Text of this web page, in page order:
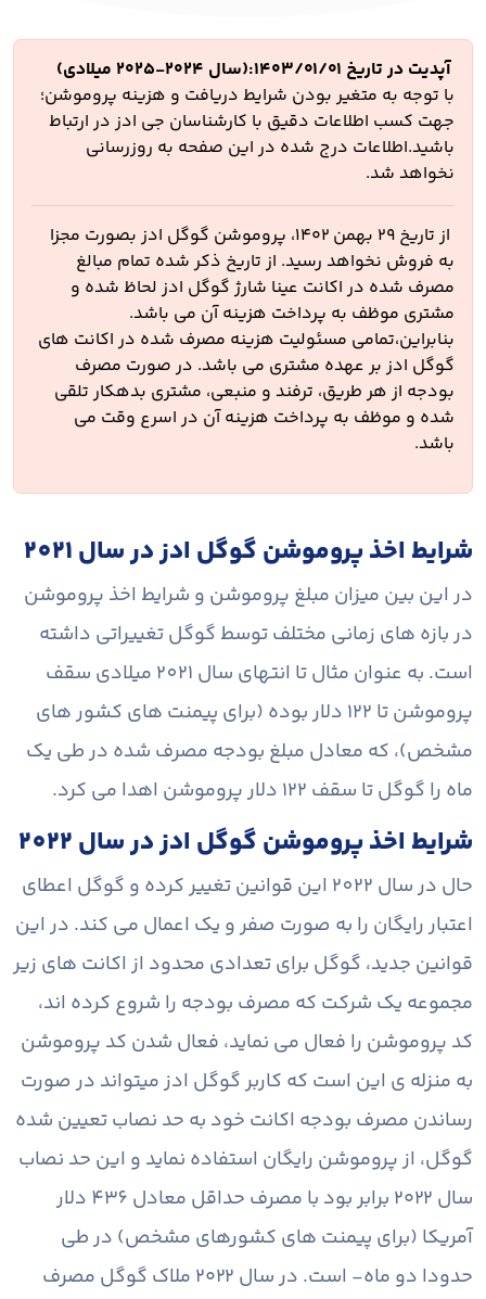
آپدیت در تاریخ ۱۴۰۳/۰۱/۰۱:(سال ۲۰۲۴-۲۰۲۵ میلادی)
با توجه به متغیر بودن شرایط دریافت و هزینه پروموشن؛
جهت کسب اطلاعات دقیق با کارشناسان جی ادز در ارتباط
باشید.‌اطلاعات درج شده در این صفحه به روزرسانی
نخواهد شد.
از تاریخ ۲۹ بهمن ۱۴۰۲، پروموشن گوگل ادز بصورت مجزا
به فروش نخواهد رسید. از تاریخ ذکر شده تمام مبالغ
مصرف شده در اکانت عینا شارژ گوگل ادز لحاظ شده و
مشتری موظف به پرداخت هزینه آن می باشد.
بنابراین،‌تمامی مسئولیت هزینه مصرف شده در اکانت های
گوگل ادز بر عهده مشتری می باشد. در صورت مصرف
بودجه از هر طریق، ترفند و منبعی، مشتری بدهکار تلقی
شده و موظف به پرداخت هزینه آن در اسرع وقت می
باشد.
شرایط اخذ پروموشن گوگل ادز در سال 2021
در این بین میزان مبلغ پروموشن و شرایط اخذ پروموشن
در بازه های زمانی مختلف توسط گوگل تغییراتی داشته
است. به عنوان مثال تا انتهای سال 2021 میلادی سقف
پروموشن تا 122 دلار بوده (برای پیمنت های کشور های
مشخص)، که معادل مبلغ بودجه مصرف شده در طی یک
ماه را گوگل تا سقف 122 دلار پروموشن اهدا می کرد.
شرایط اخذ پروموشن گوگل ادز در سال 2022
حال در سال 2022 این قوانین تغییر کرده و گوگل اعطای
اعتبار رایگان را به صورت صفر و یک اعمال می کند. در این
قوانین جدید، گوگل برای تعدادی محدود از اکانت های زیر
مجموعه یک شرکت که مصرف بودجه را شروع کرده اند،
کد پروموشن را فعال می نماید، فعال شدن کد پروموشن
به منزله ی این است که کاربر گوگل ادز میتواند در صورت
رساندن مصرف بودجه اکانت خود به حد نصاب تعیین شده
گوگل، از پروموشن رایگان استفاده نماید و این حد نصاب
سال ۲۰۲۲ برابر بود با مصرف حداقل معادل 436 دلار
آمریکا (برای پیمنت های کشورهای مشخص) در طی
حدودا دو ماه- است. در سال ۲۰۲۲ ملاک گوگل مصرف